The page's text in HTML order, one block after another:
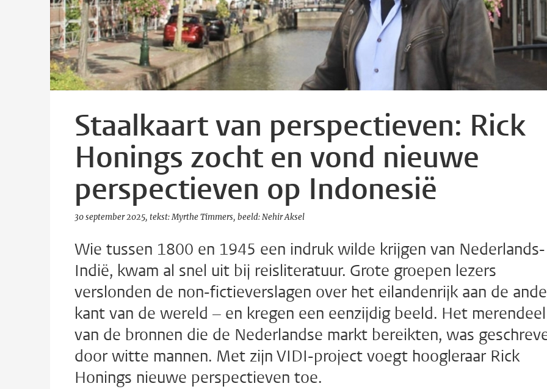
Staalkaart van perspectieven: Rick
Honings zocht en vond nieuwe
perspectieven op Indonesië
30 september 2025 tekst: Myrthe Timmers beeld: Nehir Aksel
Wie tussen 1800 en 1945 een indruk wilde krijgen van Nederlands-
Indië, kwam al snel uit bij reisliteratuur. Grote groepen lezers
verslonden de non-fictieverslagen over het eilandenrijk aan de
kant van de wereld – en kregen een eenzijdig beeld. Het merendeel
van de bronnen die de Nederlandse markt bereikten, was
door witte mannen. Met zijn VIDI-project voegt hoogleraar Rick
Honings nieuwe perspectieven toe.